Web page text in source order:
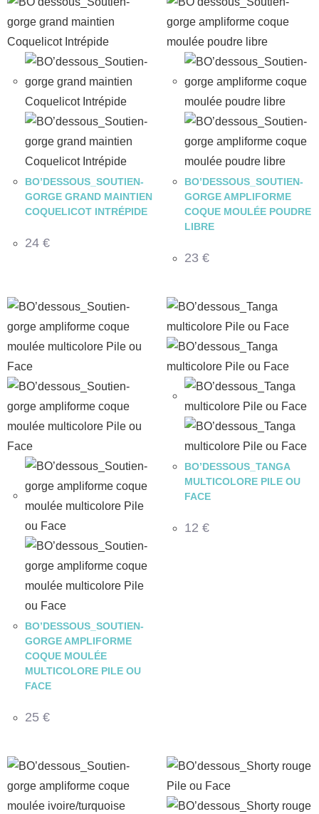
BO’DESSOUS_SOUTIEN-
GORGE GRAND MAINTIEN
COQUELICOT INTRÉPIDE
24 €
BO’DESSOUS_SOUTIEN-
GORGE AMPLIFORME
COQUE MOULÉE POUDRE
LIBRE
23 €
BO’DESSOUS_SOUTIEN-
GORGE AMPLIFORME
COQUE MOULÉE
MULTICOLORE PILE OU
FACE
25 €
BO’DESSOUS_TANGA
MULTICOLORE PILE OU
FACE
12 €